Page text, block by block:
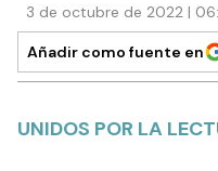
3 de octubre de 2022 |
Añadir como fuente en
UNIDOS POR LA